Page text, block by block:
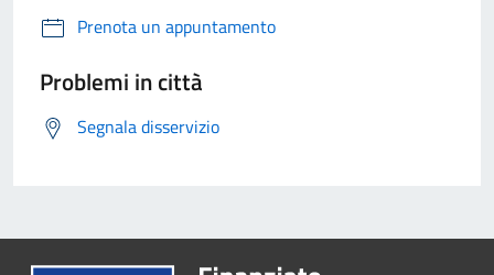
Prenota un appuntamento
Problemi in città
Segnala disservizio